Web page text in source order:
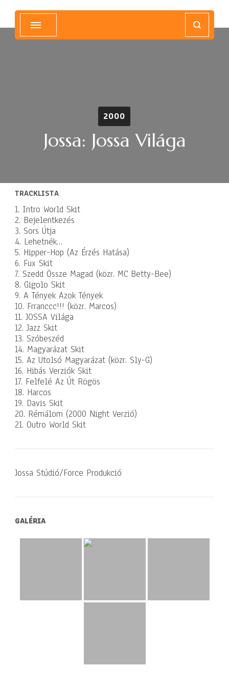
2000
Jossa: Jossa Világa
TRACKLISTA
1. Intro World Skit
2. Bejelentkezés
3. Sors Útja
4. Lehetnék…
5. Hipper-Hop (Az Érzés Hatása)
6. Fux Skit
7. Szedd Össze Magad (közr. MC Betty-Bee)
8. Gigolo Skit
9. A Tények Azok Tények
10. Frranccc!!! (közr. Marcos)
11. JOSSA Világa
12. Jazz Skit
13. Szóbeszéd
14. Magyarázat Skit
15. Az Utolsó Magyarázat (közr. Sly-G)
16. Hibás Verziók Skit
17. Felfelé Az Út Rögös
18. Harcos
19. Davis Skit
20. Rémálom (2000 Night Verzió)
21. Outro World Skit
Jossa Stúdió/Force Produkció
GALÉRIA